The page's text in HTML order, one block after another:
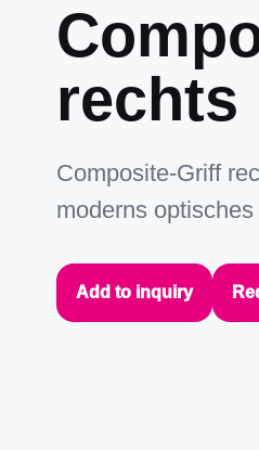
rechts
Composite-Griff
moderns
Add to inquiry